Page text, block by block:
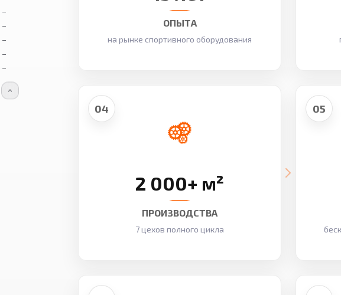
ОПЫТА
на рынке спортивного оборудования
04
2 000+ м²
ПРОИЗВОДСТВА
7 цехов полного цикла
05